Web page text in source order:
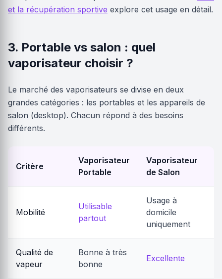
et la récupération sportive explore cet usage en détail.
3. Portable vs salon : quel
vaporisateur choisir ?
Le marché des vaporisateurs se divise en deux
grandes catégories : les portables et les appareils de
salon (desktop). Chacun répond à des besoins
différents.
Critère
Vaporisateur
Portable
Vaporisateur
de Salon
Mobilité
Utilisable
partout
Usage à
domicile
uniquement
Qualité de
vapeur
Bonne à très
bonne
Excellente